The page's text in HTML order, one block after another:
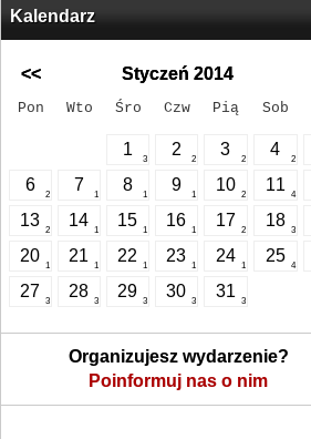
Kalendarz
<< Styczeń 2014
Pon Wto Śro Czw Pią Sob
1
3
2
2
3
2
4
2
6
2
7
1
8
1
9
1
10
2
11
4
13
2
14
1
15
1
16
1
17
2
18
3
20
1
21
1
22
1
23
1
24
1
25
4
27
3
28
3
29
3
30
3
31
3
Organizujesz wydarzenie?
Poinformuj nas o nim